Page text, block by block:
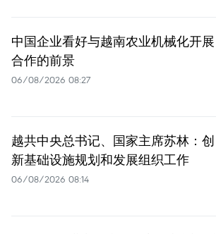
中国企业看好与越南农业机械化开展
合作的前景
06/08/2026 08:27
越共中央总书记、国家主席苏林：创
新基础设施规划和发展组织工作
06/08/2026 08:14